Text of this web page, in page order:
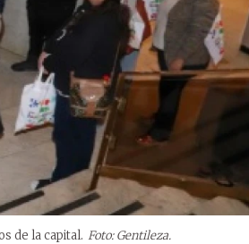
de la capital. Foto: Gentileza.